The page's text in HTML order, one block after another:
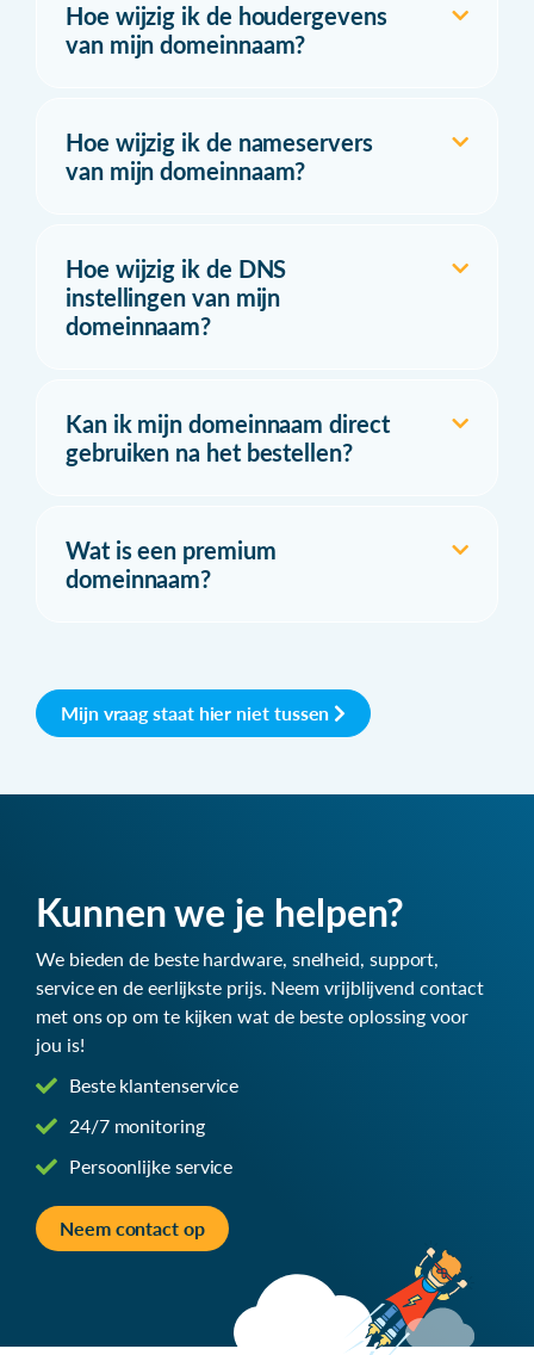
Hoe wijzig ik de houdergevens
van mijn domeinnaam?
Hoe wijzig ik de nameservers
van mijn domeinnaam?
Hoe wijzig ik de DNS
instellingen van mijn
domeinnaam?
Kan ik mijn domeinnaam direct
gebruiken na het bestellen?
Wat is een premium
domeinnaam?
Mijn vraag staat hier niet tussen
Kunnen we je helpen?
We bieden de beste hardware, snelheid, support,
service en de eerlijkste prijs. Neem vrijblijvend contact
met ons op om te kijken wat de beste oplossing voor
jou is!
Beste klantenservice
24/7 monitoring
Persoonlijke service
Neem contact op